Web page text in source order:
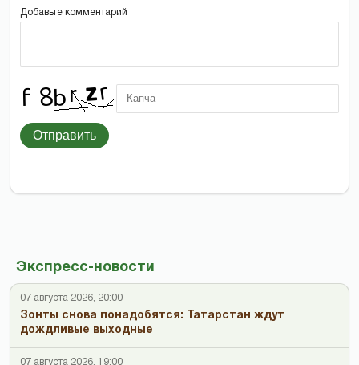
Экспресс-новости
07 августа 2026, 20:00
Зонты снова понадобятся: Татарстан ждут
дождливые выходные
07 августа 2026, 19:00
Добавьте комментарий
Отправить